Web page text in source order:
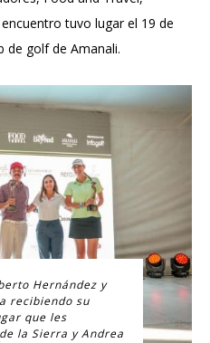
tuvo lugar el 19 de
de golf de Amanali.
Hernández y
recibiendo su
que les
la Sierra y Andrea